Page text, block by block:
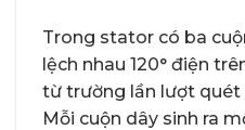
Trong stator có ba
lệch nhau 120° điện
từ trường lần lượt quét
Mỗi cuộn dây sinh ra